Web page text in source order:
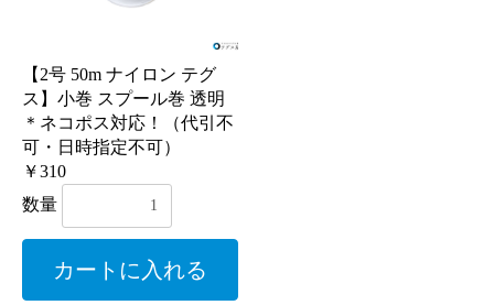
【2号 50m ナイロン テグ
ス】小巻 スプール巻 透明
＊ネコポス対応！（代引不
可・日時指定不可）
￥310
数量
カートに入れる